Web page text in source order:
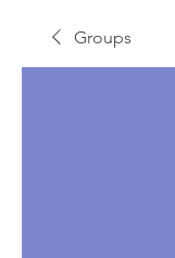
Groups